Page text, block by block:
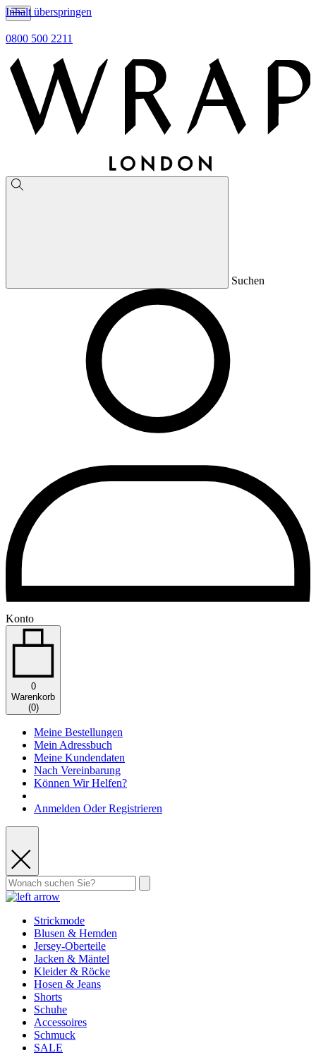
Inhalt überspringen
0800 500 2211
Suchen
Konto
0
Warenkorb
(0)
Meine Bestellungen
Mein Adressbuch
Meine Kundendaten
Nach Vereinbarung
Können Wir Helfen?
Anmelden Oder Registrieren
Strickmode
Blusen & Hemden
Jersey-Oberteile
Jacken & Mäntel
Kleider & Röcke
Hosen & Jeans
Shorts
Schuhe
Accessoires
Schmuck
SALE